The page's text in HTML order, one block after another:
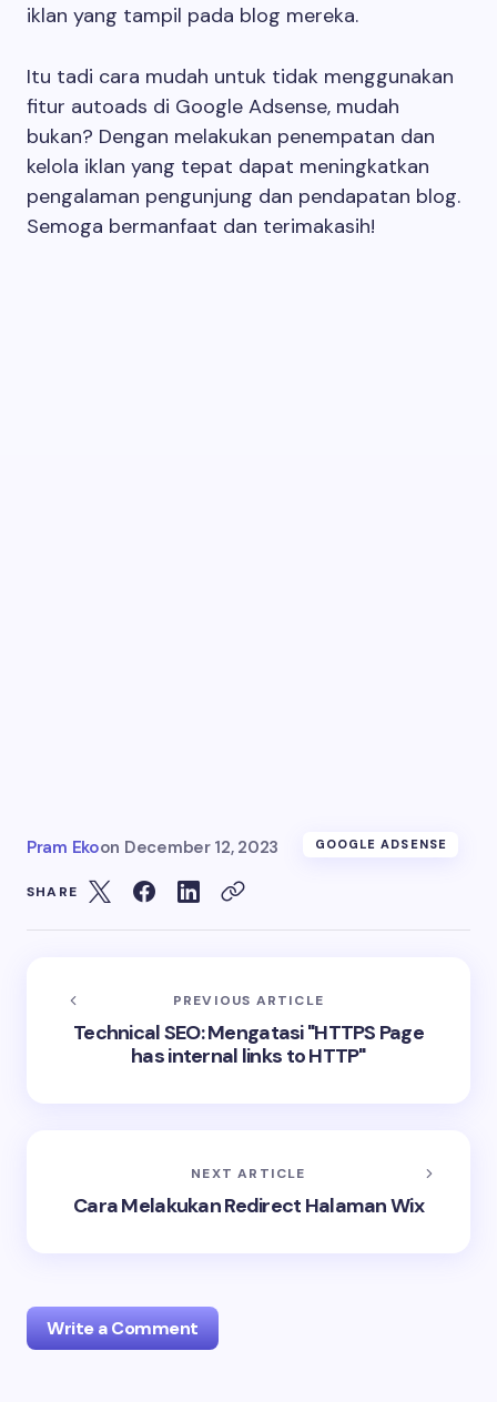
iklan yang tampil pada blog mereka.
Itu tadi cara mudah untuk tidak menggunakan
fitur autoads di Google Adsense, mudah
bukan? Dengan melakukan penempatan dan
kelola iklan yang tepat dapat meningkatkan
pengalaman pengunjung dan pendapatan blog.
Semoga bermanfaat dan terimakasih!
Pram Ekoon December 12, 2023 GOOGLE ADSENSE
SHARE
PREVIOUS ARTICLE
Technical SEO: Mengatasi "HTTPS Page
has internal links to HTTP"
NEXT ARTICLE
Cara Melakukan Redirect Halaman Wix
Write a Comment